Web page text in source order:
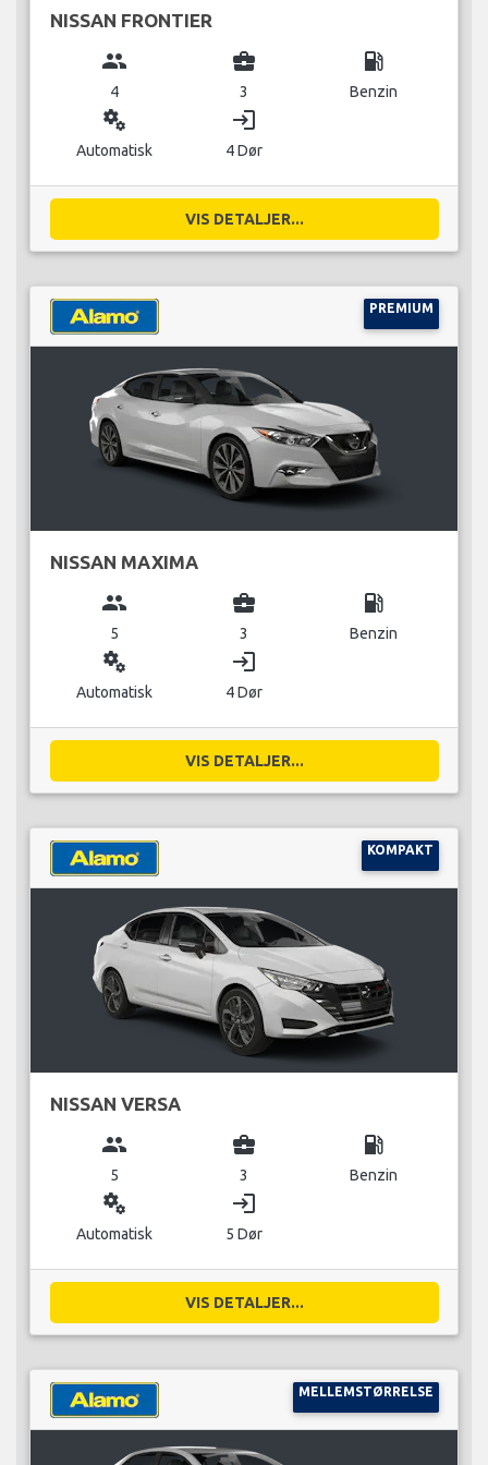
NISSAN FRONTIER
group
4
business_center
3
local_gas_station
Benzin
miscellaneous_services
Automatisk
login
4 Dør
VIS DETALJER...
PREMIUM
NISSAN MAXIMA
group
5
business_center
3
local_gas_station
Benzin
miscellaneous_services
Automatisk
login
4 Dør
VIS DETALJER...
KOMPAKT
NISSAN VERSA
group
5
business_center
3
local_gas_station
Benzin
miscellaneous_services
Automatisk
login
5 Dør
VIS DETALJER...
MELLEMSTØRRELSE